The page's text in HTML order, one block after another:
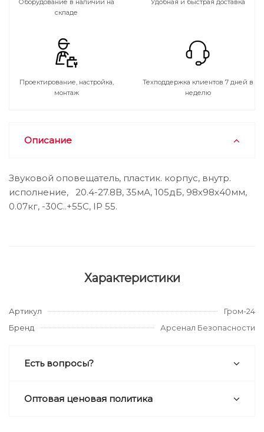
Оборудование в наличии на
складе
Удобная и быстрая доставка
Проектирование, настройка,
монтаж
Техподдержка клиентов 7 дней в
неделю
Описание
Звуковой оповещатель, пластик. корпус, внутр.
исполнение, 20.4-27.8В, 35мА, 105дБ, 98х98х40мм,
0.07кг, -30С..+55С, IP 55.
Характеристики
Артикул
Гром-24
Бренд
Арсенал Безопасности
Есть вопросы?
Оптовая ценовая политика